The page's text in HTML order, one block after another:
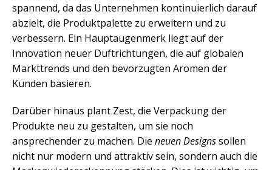
spannend, da das Unternehmen kontinuierlich darauf
abzielt, die Produktpalette zu erweitern und zu
verbessern. Ein Hauptaugenmerk liegt auf der
Innovation neuer Duftrichtungen, die auf globalen
Markttrends und den bevorzugten Aromen der
Kunden basieren.
Darüber hinaus plant Zest, die Verpackung der
Produkte neu zu gestalten, um sie noch
ansprechender zu machen. Die neuen Designssollen
nicht nur modern und attraktiv sein, sondern auch die